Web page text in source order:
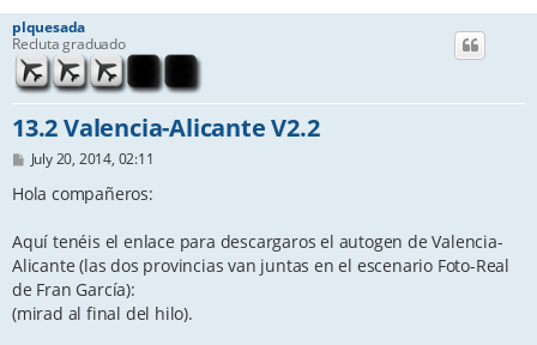
plquesada
Recluta graduado
13.2 Valencia-Alicante V2.2
P
s
July 20, 2014, 02:11
Hola compañeros:
Aquí tenéis el enlace para descargaros el autogen de Valencia-
Alicante (las dos provincias van juntas en el escenario Foto-Real
de Fran García):
(mirad al final del hilo).